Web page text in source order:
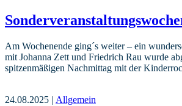
Am Wochenende ging´s weiter – ein
mit Johanna Zett und Friedrich Rau wurde
spitzenmäßigen Nachmittag mit der
24.08.2025 | Allgemein